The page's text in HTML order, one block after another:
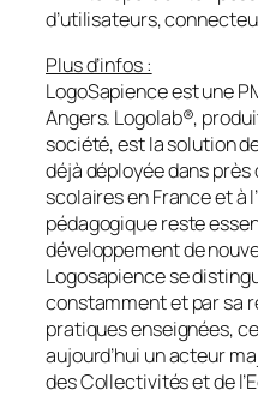
d’utilisateurs,
Plus d’infos :
LogoSapience est une
Angers. Logolab®,
société, est la solution
déjà déployée dans
scolaires en France et à
pédagogique reste
développement de
Logosapience se
constamment et par sa
pratiques enseignées,
aujourd’hui un acteur
des Collectivités et de